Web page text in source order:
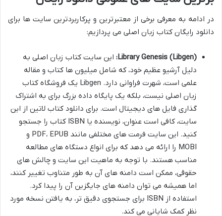
در ادامه به معرفی برخی از معتبرترین و پرکاربردترین سایت ها برای
دانلود رایگان کتاب زبان اصلی می پردازیم:
Library Genesis (Libgen): این سایت کتاب زبان اصلی به
دلیل آرشیو عظیم خود، که شامل میلیون ها کتاب و مقاله
علمی است، شهرت فراوانی دارد. Libgen یک فروشگاه کتاب
زبان اصلی نیست، بلکه یک پایگاه داده بزرگ برای به اشتراک
گذاری فایل های دیجیتال است. برای دانلود کتاب لاتین از این
سایت، کافی است عنوان، نویسنده یا ISBN کتاب را جستجو
کنید. این سایت فرمت های مختلفی مانند PDF، EPUB و
MOBI را ارائه می دهد که برای انواع دستگاه های مطالعه
مناسب هستند. با توجه به ماهیت این سایت و چالش های
حقوقی، ممکن است دامنه های آن به طور متناوب تغییر کنند،
اما همیشه می توان دامنه های جایگزین آن را پیدا کرد.
استفاده از ISBN برای جستجوی دقیق تر، به یافتن نسخه مورد
نظر کمک شایانی می کند.